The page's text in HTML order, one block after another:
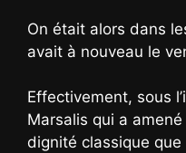
On était alors dans
avait à nouveau le
Effectivement, sous
Marsalis qui a
dignité classique que